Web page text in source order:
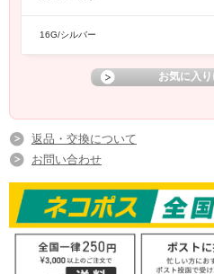
16G/シルバー
返品・交換について
お問い合わせ